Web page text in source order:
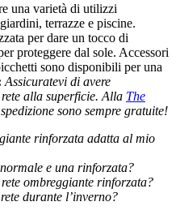
una varietà di utilizzi
terrazze e piscine.
per dare un tocco di
proteggere dal sole. Accessori
sono disponibili per una
Assicuratevi di avere
alla superficie. Alla The
sono sempre gratuite!
rinforzata adatta al mio
e una rinforzata?
ombreggiante rinforzata?
durante l’inverno?